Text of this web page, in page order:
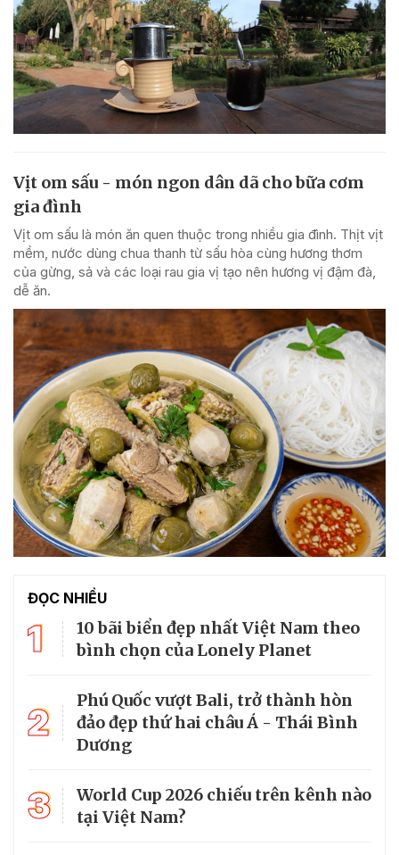
Vịt om sấu - món ngon dân dã cho bữa cơm
gia đình
Vịt om sấu là món ăn quen thuộc trong nhiều gia đình. Thịt vịt
mềm, nước dùng chua thanh từ sấu hòa cùng hương thơm
của gừng, sả và các loại rau gia vị tạo nên hương vị đậm đà,
dễ ăn.
ĐỌC NHIỀU
1
10 bãi biển đẹp nhất Việt Nam theo
bình chọn của Lonely Planet
2
Phú Quốc vượt Bali, trở thành hòn
đảo đẹp thứ hai châu Á - Thái Bình
Dương
3
World Cup 2026 chiếu trên kênh nào
tại Việt Nam?